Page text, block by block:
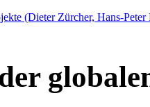
(Dieter Zürcher, Hans-